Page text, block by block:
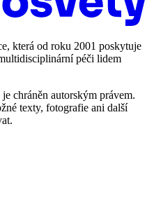
která od roku 2001 poskytuje
péči lidem
chráněn autorským právem.
texty, fotografie ani další